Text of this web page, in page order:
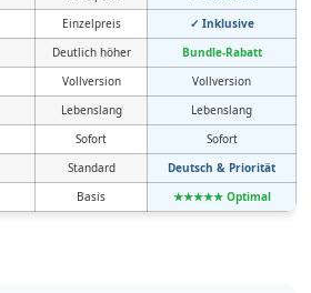
Einzelpreis
✓ Inklusive
Deutlich höher
Bundle-Rabatt
Vollversion
Vollversion
Lebenslang
Lebenslang
Sofort
Sofort
Standard
Deutsch & Priorität
Basis ★★★★★ Optimal